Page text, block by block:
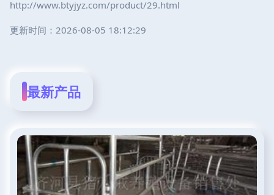
http://www.btyjyz.com/product/29.html
更新时间：2026-08-05 18:12:29
最新产品